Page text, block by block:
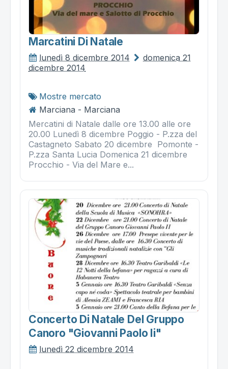
Marcatini Di Natale
lunedì 8 dicembre 2014
domenica 21
dicembre 2014
Mostre mercato
Marciana - Marciana
Mercatini di Natale dalle ore 13.00 alle ore
20.00 Lunedì 8 dicembre Poggio - P.zza del
Castagneto Sabato 20 dicembre Pomonte -
P.zza Santa Lucia Domenica 21 dicembre
Procchio - Via del Mare e...
Concerto Di Natale Del Gruppo
Canoro "giovanni Paolo Ii"
lunedì 22 dicembre 2014